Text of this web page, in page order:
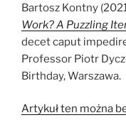
Bartosz Kontny
Work? A Puzzling
decet caput
Professor Piotr
Birthday, Warszawa.
Artykuł ten można